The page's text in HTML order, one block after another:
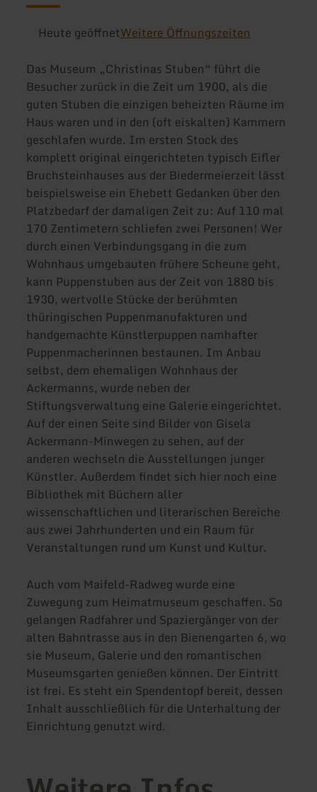
Heute geöffnetWeitere Öffnungszeiten
Das Museum „Christinas Stuben“ führt die
Besucher zurück in die Zeit um 1900, als die
guten Stuben die einzigen beheizten Räume im
Haus waren und in den (oft eiskalten) Kammern
geschlafen wurde. Im ersten Stock des
komplett original eingerichteten typisch Eifler
Bruchsteinhauses aus der Biedermeierzeit lässt
beispielsweise ein Ehebett Gedanken über den
Platzbedarf der damaligen Zeit zu: Auf 110 mal
170 Zentimetern schliefen zwei Personen! Wer
durch einen Verbindungsgang in die zum
Wohnhaus umgebauten frühere Scheune geht,
kann Puppenstuben aus der Zeit von 1880 bis
1930, wertvolle Stücke der berühmten
thüringischen Puppenmanufakturen und
handgemachte Künstlerpuppen namhafter
Puppenmacherinnen bestaunen. Im Anbau
selbst, dem ehemaligen Wohnhaus der
Ackermanns, wurde neben der
Stiftungsverwaltung eine Galerie eingerichtet.
Auf der einen Seite sind Bilder von Gisela
Ackermann-Minwegen zu sehen, auf der
anderen wechseln die Ausstellungen junger
Künstler. Außerdem findet sich hier noch eine
Bibliothek mit Büchern aller
wissenschaftlichen und literarischen Bereiche
aus zwei Jahrhunderten und ein Raum für
Veranstaltungen rund um Kunst und Kultur.
Auch vom Maifeld-Radweg wurde eine
Zuwegung zum Heimatmuseum geschaffen. So
gelangen Radfahrer und Spaziergänger von der
alten Bahntrasse aus in den Bienengarten 6, wo
sie Museum, Galerie und den romantischen
Museumsgarten genießen können. Der Eintritt
ist frei. Es steht ein Spendentopf bereit, dessen
Inhalt ausschließlich für die Unterhaltung der
Einrichtung genutzt wird.